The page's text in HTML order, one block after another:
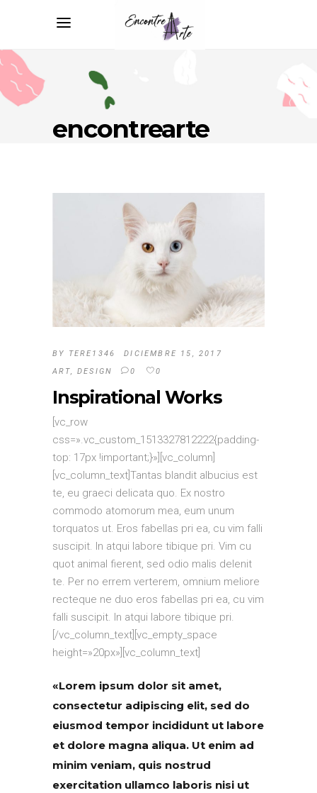
encontrearte
BY TERE1346
DICIEMBRE 15, 2017
ART,DESIGN 0 0
Inspirational Works
[vc_row
css=».vc_custom_1513327812222{padding-
top: 17px !important;}»][vc_column]
[vc_column_text]Tantas blandit albucius est
te, eu graeci delicata quo. Ex nostro
commodo atomorum mea, eum unum
torquatos ut. Eros fabellas pri ea, cu vim falli
suscipit. In atqui labore tibique pri. Vim cu
quot animal fierent, sed odio malis delenit
te. Per no errem verterem, omnium meliore
recteque ne duo eros fabellas pri ea, cu vim
falli suscipit. In atqui labore tibique pri.
[/vc_column_text][vc_empty_space
height=»20px»][vc_column_text]
«Lorem ipsum dolor sit amet,
consectetur adipiscing elit, sed do
eiusmod tempor incididunt ut labore
et dolore magna aliqua. Ut enim ad
minim veniam, quis nostrud
exercitation ullamco laboris nisi ut